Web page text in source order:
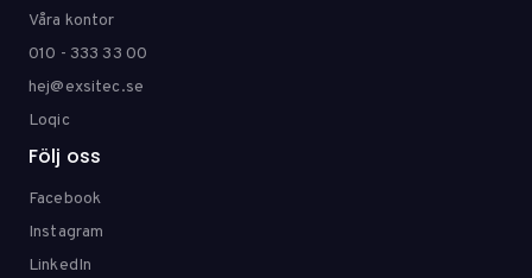
Våra kontor
010 - 333 33 00
hej@exsitec.se
Loqic
Följ oss
Facebook
Instagram
LinkedIn